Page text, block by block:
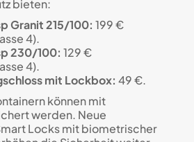
bieten:
Granit 215/100: 199 €
4).
230/100: 129 €
4).
mit Lockbox: 49 €.
können mit
werden. Neue
Locks mit biometrischer